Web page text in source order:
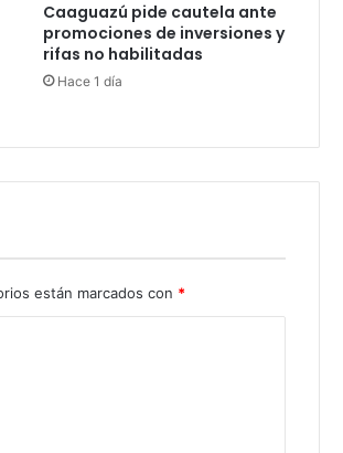
Caaguazú pide cautela ante
promociones de inversiones y
rifas no habilitadas
Hace 1 día
están marcados con *